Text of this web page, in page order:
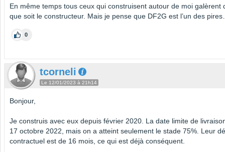
En même temps tous ceux qui construisent autour de moi galèrent
que soit le constructeur. Mais je pense que DF2G est l’un des
0
tcorneli
Le 12/01/2023 à 21h14
Bonjour,
Je construis avec eux depuis février 2020. La date limite de
17 octobre 2022, mais on a atteint seulement le stade 75%. Leur
contractuel est de 16 mois, ce qui est déjà conséquent.